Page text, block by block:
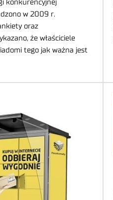
konkurencyjnej
w 2009 r.
oraz
że właściciele
tego jak ważna jest